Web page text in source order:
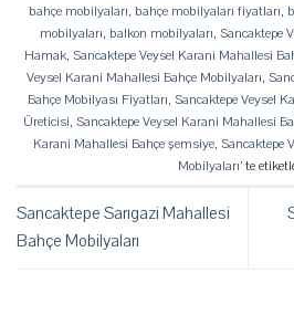
bahçe mobilyaları, bahçe mobilyaları fiyatları,
mobilyaları, balkon mobilyaları, Sancaktepe
Hamak, Sancaktepe Veysel Karani Mahallesi
Veysel Karani Mahallesi Bahçe Mobilyaları,
Bahçe Mobilyası Fiyatları, Sancaktepe Veysel
Üreticisi, Sancaktepe Veysel Karani Mahallesi
Karani Mahallesi Bahçe şemsiye, Sancaktepe
Mobilyaları’ te
Sancaktepe Sarıgazi Mahallesi
Bahçe Mobilyaları